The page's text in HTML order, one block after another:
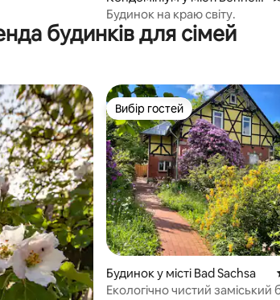
kenstein
Будинок на краю світу.
будинків для сімей
Вибір гостей
Вибір гостей
Будинок у місті Bad Sachsa
Екологічно чистий заміський